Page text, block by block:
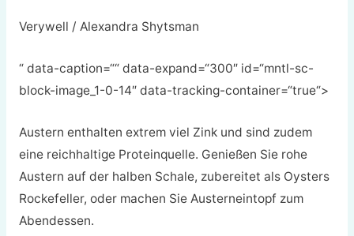
Verywell / Alexandra Shytsman
“ data-caption=““ data-expand=“300″ id=“mntl-sc-
block-image_1-0-14″ data-tracking-container=“true“>
Austern enthalten extrem viel Zink und sind zudem
eine reichhaltige Proteinquelle. Genießen Sie rohe
Austern auf der halben Schale, zubereitet als Oysters
Rockefeller, oder machen Sie Austerneintopf zum
Abendessen.